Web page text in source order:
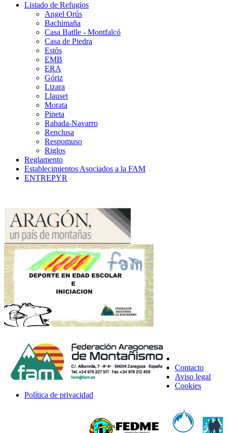
Listado de Refugios
Angel Orús
Bachimaña
Casa Batlle - Montfalcó
Casa de Piedra
Estós
EMB
ERA
Góriz
Lizara
Llauset
Morata
Pineta
Rabada-Navarro
Renclusa
Respomuso
Riglos
Reglamento
Establecimientos Asociados a la FAM
ENTREPYR
Contacto
Aviso legal
Cookies
Política de privacidad